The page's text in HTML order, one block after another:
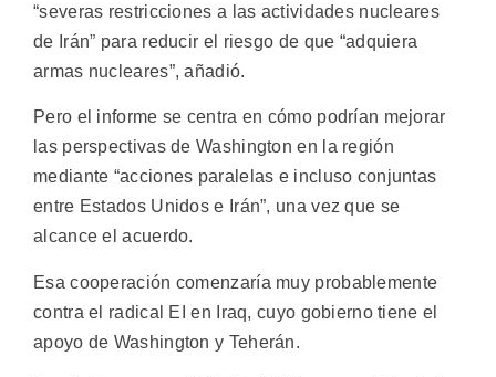
“severas restricciones a las actividades nucleares
de Irán” para reducir el riesgo de que “adquiera
armas nucleares”, añadió.
Pero el informe se centra en cómo podrían mejorar
las perspectivas de Washington en la región
mediante “acciones paralelas e incluso conjuntas
entre Estados Unidos e Irán”, una vez que se
alcance el acuerdo.
Esa cooperación comenzaría muy probablemente
contra el radical EI en Iraq, cuyo gobierno tiene el
apoyo de Washington y Teherán.